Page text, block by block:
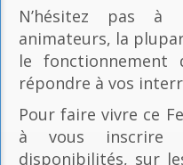
N’hésitez pas à
animateurs, la
le
répondre à vos
Pour faire vivre ce
à vous inscrire
disponibilités, sur